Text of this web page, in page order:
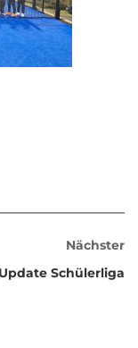
Nächster
Update Schülerliga